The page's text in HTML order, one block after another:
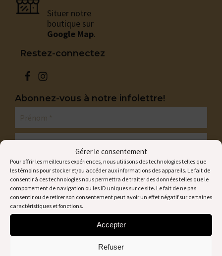
Gérer le consentement
Pour offrir les meilleures expériences, nous utilisons des technologies telles que
les témoins pour stocker et/ou accéder aux informations des appareils. Le fait de
consentir à ces technologies nous permettra de traiter des données telles que le
comportement de navigation ou les ID uniques sur ce site. Le fait de ne pas
consentir ou de retirer son consentement peut avoir un effet négatif sur certaines
caractéristiques et fonctions.
Accepter
Refuser
Situer notre
boutique sur
Google Map.
Restez-connectez
Abonnez-vous à notre infolettre!